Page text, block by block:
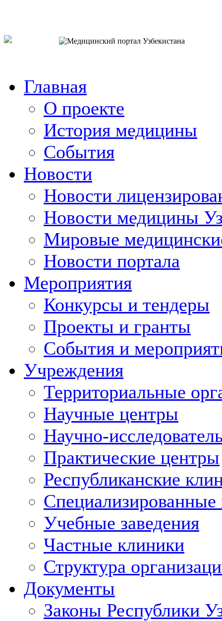
Главная
О проекте
История медицины
События
Новости
Новости
Новости медицины
Мировые
Новости портала
Мероприятия
Конкурсы и тендеры
Проекты и гранты
События и
Учреждения
Территориальные
Научные центры
Научно-
Практические центры
Республиканские
Учебные заведения
Частные клиники
Структура
Документы
Законы Республики